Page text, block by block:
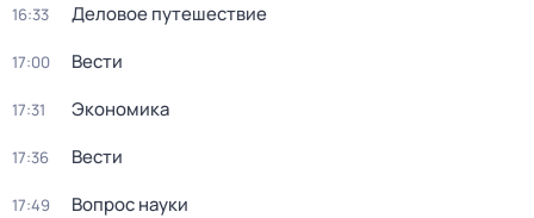
16:33 Деловое путешествие
17:00 Вести
17:31 Экономика
17:36 Вести
17:49 Вопрос науки